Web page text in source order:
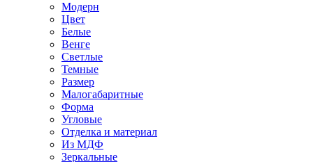
Модерн
Цвет
Белые
Венге
Светлые
Темные
Размер
Малогабаритные
Форма
Угловые
Отделка и материал
Из МДФ
Зеркальные